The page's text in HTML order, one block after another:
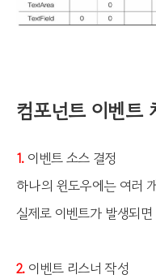
컴포넌트 이벤트
1.이벤트 소스 결정
하나의 윈도우에는 여러
실제로 이벤트가 발생되
2. 이벤트 리스너 작성